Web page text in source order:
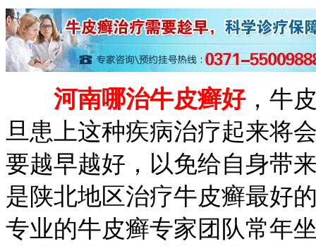
河南哪治牛皮癣好，牛
旦患上这种疾病治疗起来将
要越早越好，以免给自身带
是陕北地区治疗牛皮癣最好
专业的牛皮癣专家团队常年